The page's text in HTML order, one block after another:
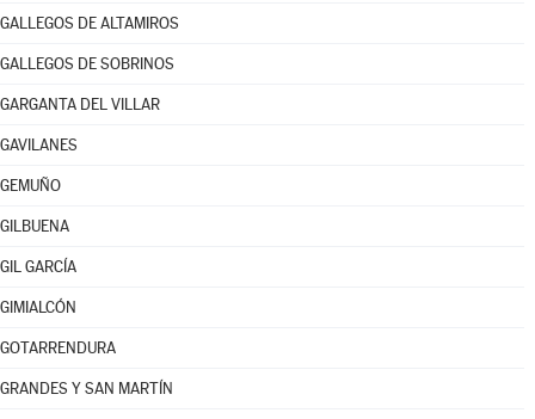
GALLEGOS DE ALTAMIROS
GALLEGOS DE SOBRINOS
GARGANTA DEL VILLAR
GAVILANES
GEMUÑO
GILBUENA
GIL GARCÍA
GIMIALCÓN
GOTARRENDURA
GRANDES Y SAN MARTÍN